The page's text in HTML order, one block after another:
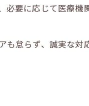
必要に応じて医療機
も怠らず、誠実な対